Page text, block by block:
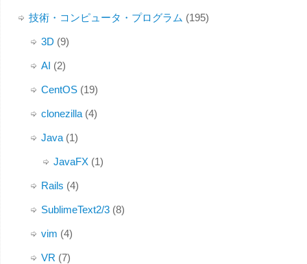
技術・コンピュータ・プログラム (195)
3D (9)
AI (2)
CentOS(19)
clonezilla(4)
Java(1)
JavaFX(1)
Rails (4)
SublimeText2/3(8)
vim (4)
VR (7)